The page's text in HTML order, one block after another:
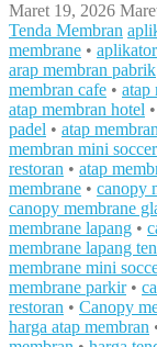
Maret 19, 2026
Tenda Membran
membrane •
arap membran pabrik
membran cafe • atap
atap membran hotel •
padel • atap
membran mini soccer
restoran • atap
membrane • canopy
canopy membrane
membrane lapang •
membrane lapang
membrane mini
membrane parkir•
restoran • Canopy
harga atap membran